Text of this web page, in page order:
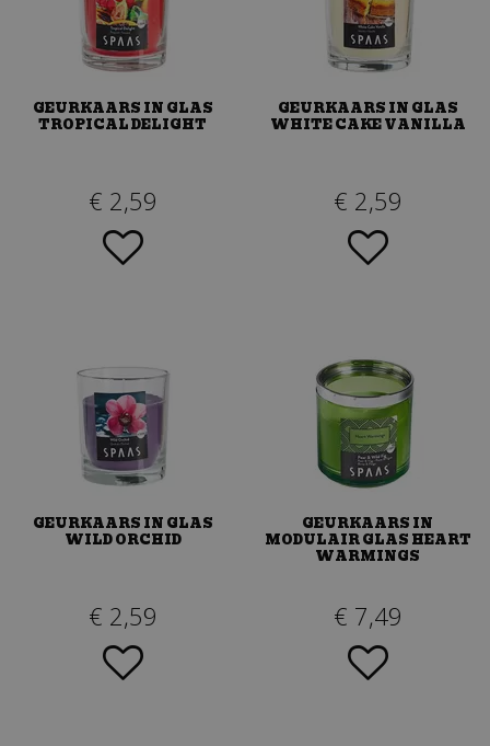
GEURKAARS IN GLAS
TROPICAL DELIGHT
€ 2,59
GEURKAARS IN GLAS
WHITE CAKE VANILLA
€ 2,59
GEURKAARS IN GLAS
WILD ORCHID
€ 2,59
GEURKAARS IN
MODULAIR GLAS HEART
WARMINGS
€ 7,49